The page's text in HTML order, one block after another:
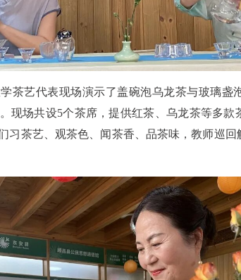
茶艺代表现场演示了盖碗泡乌龙茶与玻璃盏
现场共设5个茶席，提供红茶、乌龙茶等多款
习茶艺、观茶色、闻茶香、品茶味，教师巡回